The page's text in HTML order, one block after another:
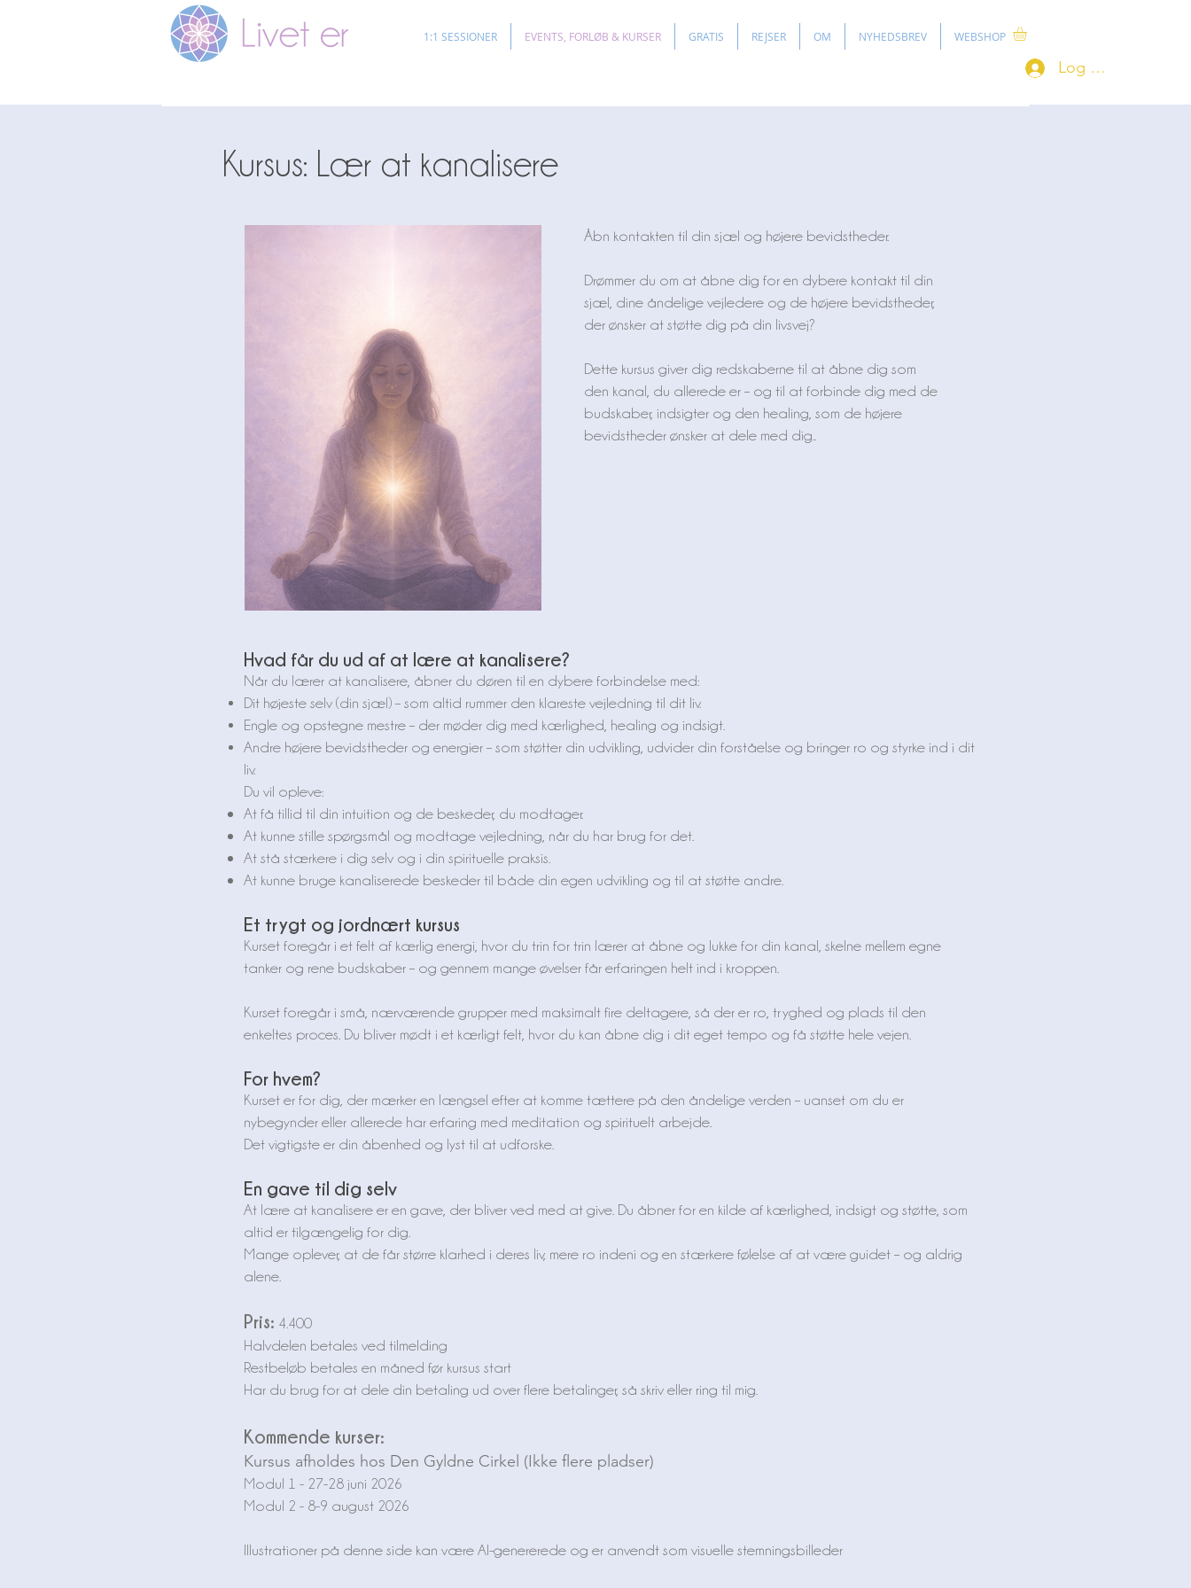
1:1 SESSIONER EVENTS, FORLØB & KURSER GRATIS REJSER OM NYHEDSBREV WEBSHOP
Log ind
Kursus: Lær at kanalisere
Åbn kontakten til din sjæl og højere bevidstheder.
Drømmer du om at åbne dig for en dybere kontakt til din
sjæl, dine åndelige vejledere og de højere bevidstheder,
der ønsker at støtte dig på din livsvej?
Dette kursus giver dig redskaberne til at åbne dig som
den kanal, du allerede er – og til at forbinde dig med de
budskaber, indsigter og den healing, som de højere
bevidstheder ønsker at dele med dig..
Hvad får du ud af at lære at kanalisere?
Når du lærer at kanalisere, åbner du døren til en dybere forbindelse med:
Dit højeste selv (din sjæl) – som altid rummer den klareste vejledning til dit liv.
Engle og opstegne mestre – der møder dig med kærlighed, healing og indsigt.
Andre højere bevidstheder og energier – som støtter din udvikling, udvider din forståelse og bringer ro og styrke ind i dit
liv.
Du vil opleve:
At få tillid til din intuition og de beskeder, du modtager.
At kunne stille spørgsmål og modtage vejledning, når du har brug for det.
At stå stærkere i dig selv og i din spirituelle praksis.
At kunne bruge kanaliserede beskeder til både din egen udvikling og til at støtte andre.
Et trygt og jordnært kursus
Kurset foregår i et felt af kærlig energi, hvor du trin for trin lærer at åbne og lukke for din kanal, skelne mellem egne
tanker og rene budskaber – og gennem mange øvelser får erfaringen helt ind i kroppen.
Kurset foregår i små, nærværende grupper med maksimalt fire deltagere, så der er ro, tryghed og plads til den
enkeltes proces. Du bliver mødt i et kærligt felt, hvor du kan åbne dig i dit eget tempo og få støtte hele vejen.
For hvem?
Kurset er for dig, der mærker en længsel efter at komme tættere på den åndelige verden – uanset om du er
nybegynder eller allerede har erfaring med meditation og spirituelt arbejde.
Det vigtigste er din åbenhed og lyst til at udforske.
En gave til dig selv
At lære at kanalisere er en gave, der bliver ved med at give. Du åbner for en kilde af kærlighed, indsigt og støtte, som
altid er tilgængelig for dig.
Mange oplever, at de får større klarhed i deres liv, mere ro indeni og en stærkere følelse af at være guidet – og aldrig
alene.
Pris: 4.400
Halvdelen betales ved tilmelding
Restbeløb betales en måned før kursus start
Har du brug for at dele din betaling ud over flere betalinger, så skriv eller ring til mig.
Kommende kurser:
Kursus afholdes hos Den Gyldne Cirkel (Ikke flere pladser)
Modul 1 - 27-28 juni 2026 ​
Modul 2 - 8-9 august 2026
Illustrationer på denne side kan være AI-genererede og er anvendt som visuelle stemningsbilleder